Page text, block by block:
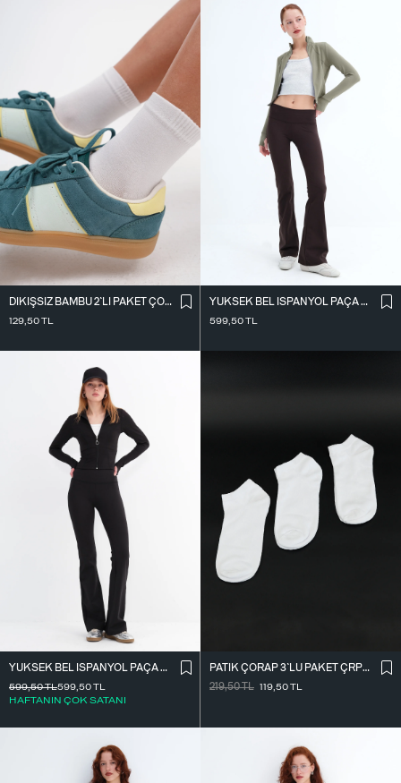
DIKIŞSIZ BAMBU 2`LI PAKET ÇORAP ÇRP3013
129,50TL
YÜKSEK BEL İ̇SPANYOL PAÇA TAYT TYT0048-E10
599,50TL
YÜKSEK BEL İ̇SPANYOL PAÇA TAYT TYT0048-E10
599,50TL
HAFTANIN ÇOK SATANI
599,50TL
PATIK ÇORAP 3`LÜ PAKET ÇRP04-F13
219,50TL 119,50TL